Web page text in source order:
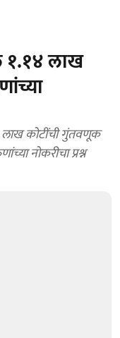
१.१४ लाख
कोटींची गुंतवणूक
नोकरीचा प्रश्न